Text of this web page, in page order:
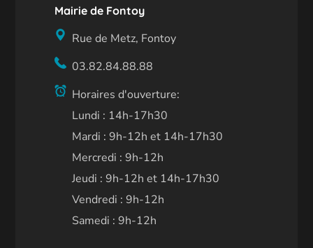
Mairie de Fontoy
Rue de Metz, Fontoy
03.82.84.88.88
Horaires d'ouverture:
Lundi : 14h-17h30
Mardi : 9h-12h et 14h-17h30
Mercredi : 9h-12h
Jeudi : 9h-12h et 14h-17h30
Vendredi : 9h-12h
Samedi : 9h-12h